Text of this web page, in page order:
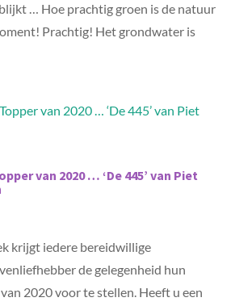
… Hoe prachtig groen is de natuur
Prachtig! Het grondwater is
van 2020 … ‘De 445’ van Piet
krijgt iedere bereidwillige
de gelegenheid hun
2020 voor te stellen. Heeft u een